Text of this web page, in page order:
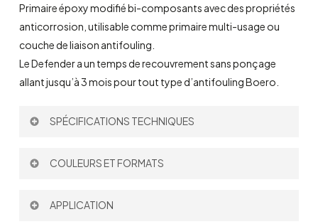
Primaire époxy modifié bi-composants avec des propriétés
anticorrosion, utilisable comme primaire multi-usage ou
couche de liaison antifouling.
LeDefender a un temps de recouvrement sans ponçage
allant jusqu’à 3 mois pour tout type d’antifouling Boero.
SPÉCIFICATIONS TECHNIQUES
Rendement Théorique:
Rapport de Mélange par volume:
COULEURS ET FORMATS
Couleur:APPLICATION